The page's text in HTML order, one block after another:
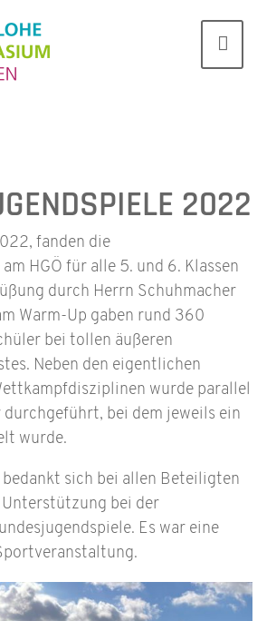
2022
fanden die
HGÖ für alle 5. und 6. Klassen
durch Herrn Schuhmacher
Warm-Up gaben rund 360
bei tollen äußeren
Neben den eigentlichen
wurde parallel
bei dem jeweils ein
wurde.
sich bei allen Beteiligten
bei der
Es war eine